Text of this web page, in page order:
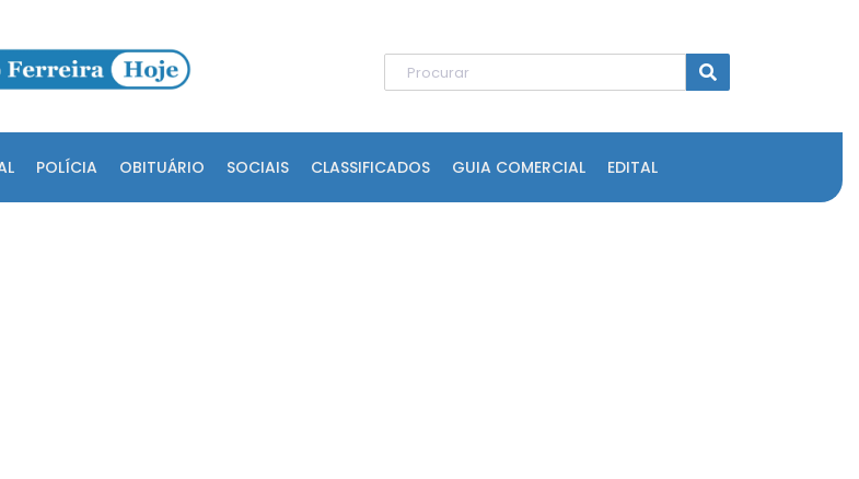
POLÍCIA OBITUÁRIO SOCIAIS CLASSIFICADOS GUIA COMERCIAL EDITAL